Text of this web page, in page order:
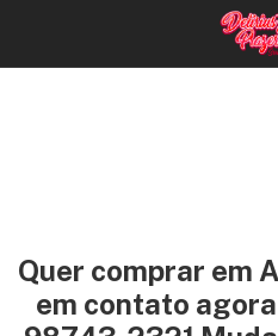
Quer comprar em
em contato